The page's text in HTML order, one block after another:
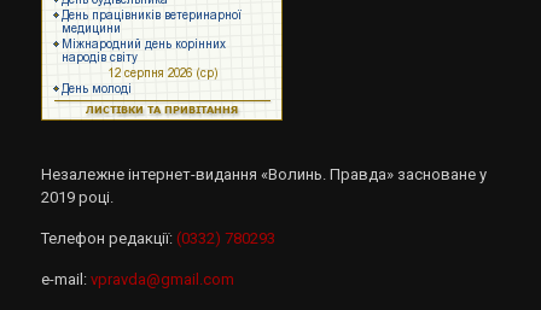
Незалежне інтернет-видання «Волинь. Правда» засноване у
2019 році.
Телефон редакції: (0332) 780293
e-mail: vpravda@gmail.com